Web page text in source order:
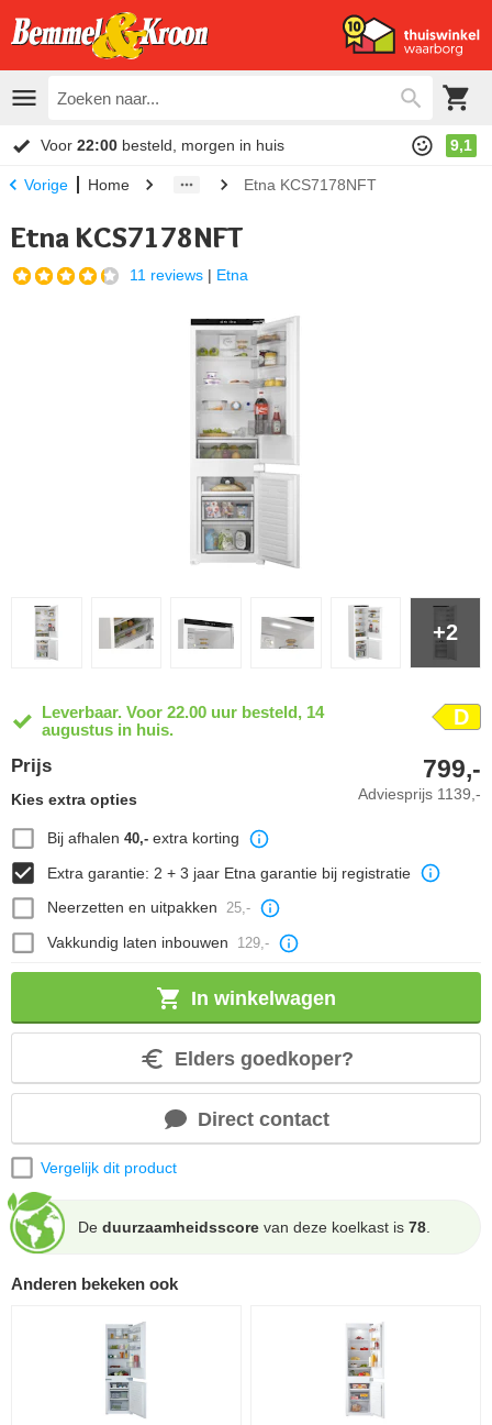
Voor 22:00 besteld, morgen in huis 9,1
Vorige Home Etna KCS7178NFT
Etna KCS7178NFT
11 reviews | Etna
+2
Leverbaar. Voor 22.00 uur besteld, 14
augustus in huis.
D
Prijs
Adviesprijs 1139,-
799,-
Kies extra opties
Bij afhalen 40,-extra korting
Extra garantie: 2 + 3 jaar Etna garantie bij registratie
Neerzetten en uitpakken 25,-
Vakkundig laten inbouwen 129,-
In winkelwagen
Elders goedkoper?
Direct contact
Vergelijk dit product
De duurzaamheidsscore van deze koelkast is 78
Anderen bekeken ook